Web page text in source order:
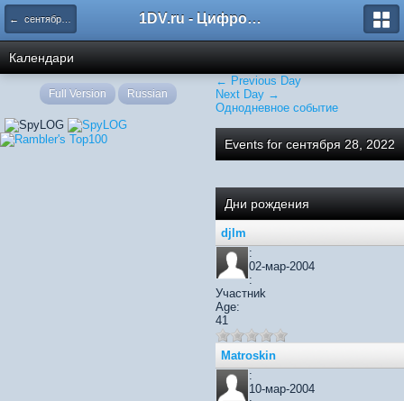
← сентября 2022 1DV.ru - Цифровое видео
Календари
← Previous Day
Next Day →
Однодневное событие
Events for сентября 28, 2022
Дни рождения
djlm
:
02-мар-2004
:
Участниk
Age:
41
Matroskin
:
10-мар-2004
Full Version Russian